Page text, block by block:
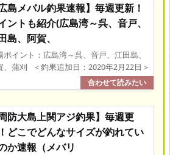
広島メバル釣果速報】毎週更新！
ントも紹介(広島湾～呉、音戸、
島、阿賀、
ポイント：広島湾～呉、音戸、江田島、
、蒲刈 ＜釣果追加日：2020年2月22日＞
周防大島上関アジ釣果】毎週更
どこでどんなサイズが釣れてい
か速報（メバリ